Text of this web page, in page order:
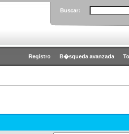
Buscar:
Registro B�squeda avanzada